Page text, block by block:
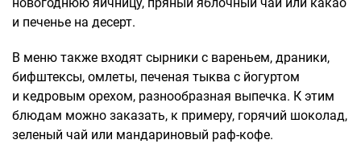
и печенье на десерт.
В меню также входят сырники с вареньем, драники,
бифштексы, омлеты, печеная тыква с йогуртом
и кедровым орехом, разнообразная выпечка. К этим
блюдам можно заказать, к примеру, горячий шоколад,
зеленый чай или мандариновый раф-кофе.